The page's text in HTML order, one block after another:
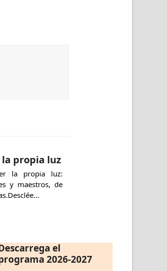
la propia luz
la propia luz:
y maestros, de
el
2026-2027